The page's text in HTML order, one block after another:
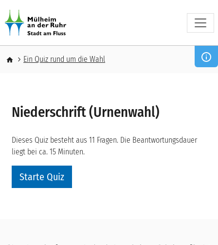
Pfadnavigation
Ein Quiz rund um die Wahl
Niederschrift (Urnenwahl)
Dieses Quiz besteht aus 11 Fragen. Die Beantwortungsdauer
liegt bei ca. 15 Minuten.
Starte Quiz